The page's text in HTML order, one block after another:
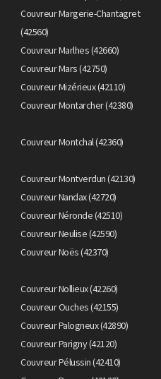
Couvreur Margerie-Chantagret
(42560)
Couvreur Marlhes (42660)
Couvreur Mars (42750)
Couvreur Mizérieux (42110)
Couvreur Montarcher (42380)
Couvreur Montchal (42360)
Couvreur Montverdun (42130)
Couvreur Nandax (42720)
Couvreur Néronde (42510)
Couvreur Neulise (42590)
Couvreur Noës (42370)
Couvreur Nollieux (42260)
Couvreur Ouches (42155)
Couvreur Palogneux (42890)
Couvreur Parigny (42120)
Couvreur Pélussin (42410)